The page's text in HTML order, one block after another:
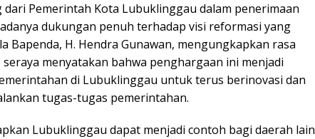
Pemerintah Kota Lubuklinggau dalam penerimaan
dukungan penuh terhadap visi reformasi yang
Bapenda, H. Hendra Gunawan, mengungkapkan rasa
menyatakan bahwa penghargaan ini menjadi
di Lubuklinggau untuk terus berinovasi dan
tugas-tugas pemerintahan.
Lubuklinggau dapat menjadi contoh bagi daerah lain